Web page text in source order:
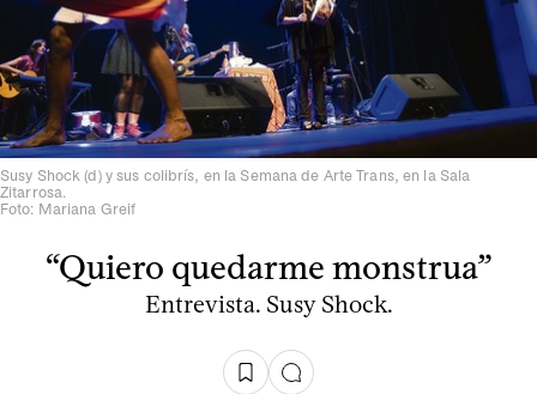
Susy Shock (d) y sus colibrís, en la Semana de Arte Trans, en la Sala
Zitarrosa.
Foto: Mariana Greif
“Quiero quedarme monstrua”
Entrevista. Susy Shock.